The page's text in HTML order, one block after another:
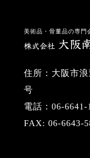
美術品・骨董品の専門
住所：大阪市
号
電話：06-6641-
FAX: 06-6643-